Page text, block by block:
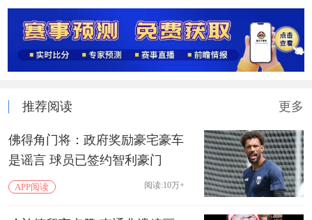
推荐阅读 更多
佛得角门将：政府奖励豪宅豪车
是谣言 球员已签约智利豪门
APP阅读 阅读:10万+